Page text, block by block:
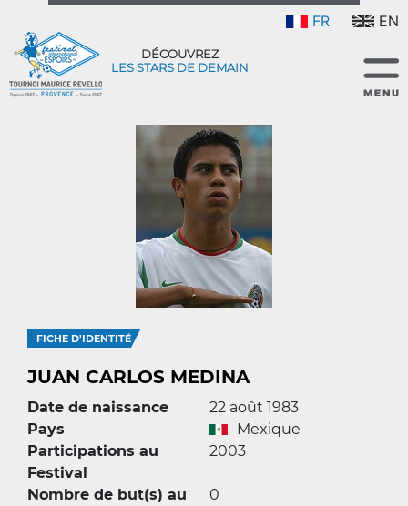
FR EN
DÉCOUVREZ
LES STARS DE DEMAIN
FICHE D'IDENTITÉ
JUAN CARLOS MEDINA
Date de naissance
22 août 1983
Pays
Mexique
Participations au
Festival
2003
Nombre de but(s) au
0